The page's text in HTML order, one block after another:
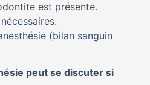
est présente.
(bilan sanguin
peut se discuter si